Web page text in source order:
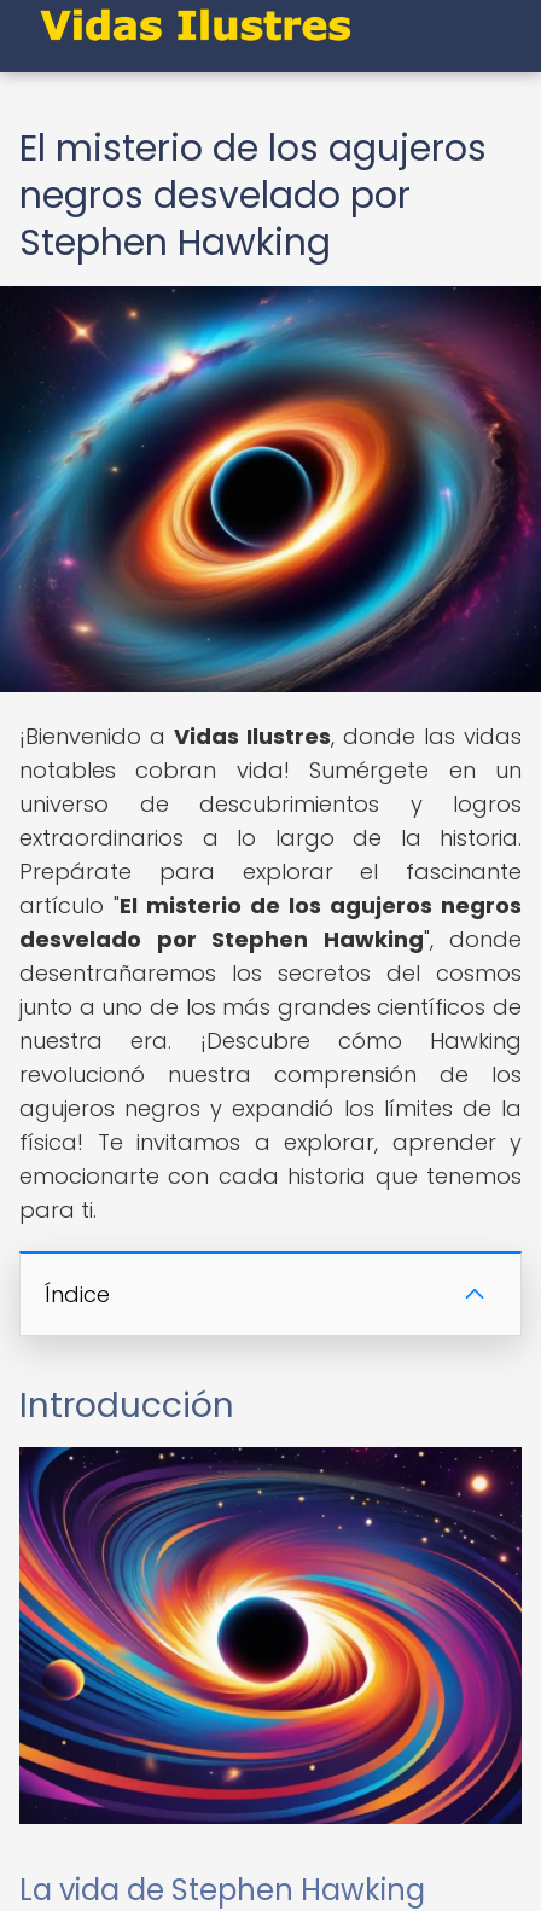
El misterio de los agujeros
negros desvelado por
Stephen Hawking
¡Bienvenido a Vidas Ilustres, donde las vidas
notables cobran vida! Sumérgete en un
universo de descubrimientos y logros
extraordinarios a lo largo de la historia.
Prepárate para explorar el fascinante
artículo "El misterio de los agujeros negros
desvelado por Stephen Hawking", donde
desentrañaremos los secretos del cosmos
junto a uno de los más grandes científicos de
nuestra era. ¡Descubre cómo Hawking
revolucionó nuestra comprensión de los
agujeros negros y expandió los límites de la
física! Te invitamos a explorar, aprender y
emocionarte con cada historia que tenemos
para ti.
Índice
Introducción
La vida de Stephen Hawking